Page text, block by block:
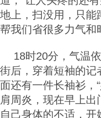
地上，扫没用，只能
帮我们省很多力气和
18时20分，气温
街后，穿着短袖的记
面还有一件长袖衫，
肩周炎，现在早上出
自己身体的不适，